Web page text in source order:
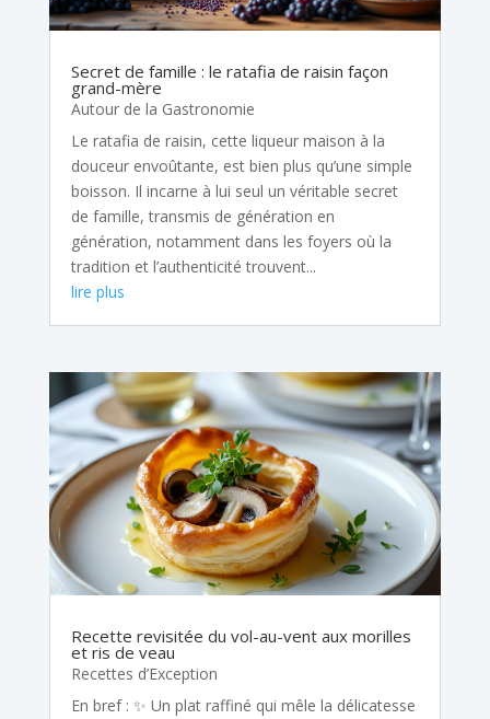
Secret de famille : le ratafia de raisin façon
grand-mère
Autour de la Gastronomie
Le ratafia de raisin, cette liqueur maison à la
douceur envoûtante, est bien plus qu’une simple
boisson. Il incarne à lui seul un véritable secret
de famille, transmis de génération en
génération, notamment dans les foyers où la
tradition et l’authenticité trouvent...
lire plus
Recette revisitée du vol-au-vent aux morilles
et ris de veau
Recettes d’Exception
En bref : ✨ Un plat raffiné qui mêle la délicatesse